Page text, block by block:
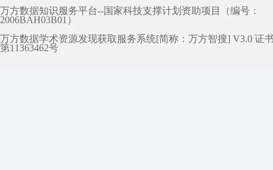
万方数据知识服务平台--国家科技支撑计划资助项目（编号：
2006BAH03B01）
万方数据学术资源发现获取服务系统[简称：万方智搜] V3.0 证
第11363462号